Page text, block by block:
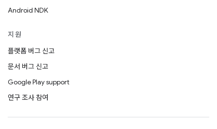
Android NDK
지원
플랫폼 버그 신고
문서 버그 신고
Google Play support
연구 조사 참여